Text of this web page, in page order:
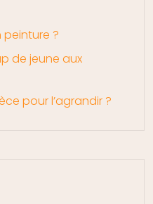
peinture ?
de jeune aux
pour l’agrandir ?